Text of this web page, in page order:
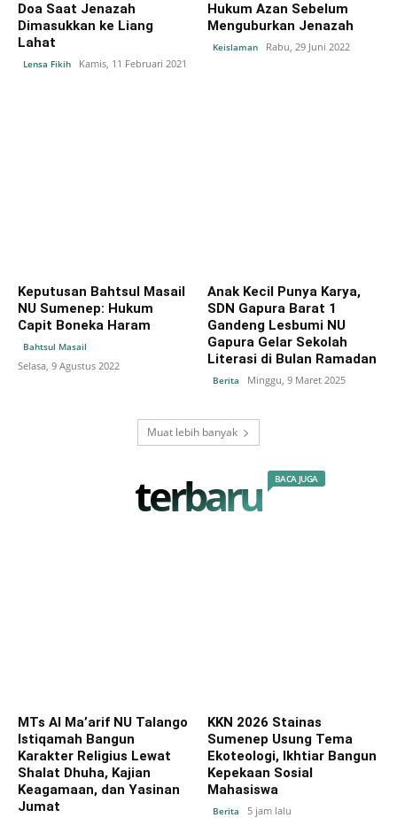
Doa Saat Jenazah
Dimasukkan ke Liang
Lahat
Lensa Fikih Kamis, 11 Februari 2021
Hukum Azan Sebelum
Menguburkan Jenazah
Keislaman Rabu, 29 Juni 2022
Keputusan Bahtsul Masail
NU Sumenep: Hukum
Capit Boneka Haram
Bahtsul Masail
Selasa, 9 Agustus 2022
Anak Kecil Punya Karya,
SDN Gapura Barat 1
Gandeng Lesbumi NU
Gapura Gelar Sekolah
Literasi di Bulan Ramadan
Berita Minggu, 9 Maret 2025
Muat lebih banyak
terbaru BACA JUGA
MTs Al Ma’arif NU Talango
Istiqamah Bangun
Karakter Religius Lewat
Shalat Dhuha, Kajian
Keagamaan, dan Yasinan
Jumat
KKN 2026 Stainas
Sumenep Usung Tema
Ekoteologi, Ikhtiar Bangun
Kepekaan Sosial
Mahasiswa
Berita 5 jam lalu